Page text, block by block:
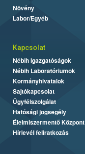
Növény
Labor/Egyéb
Kapcsolat
Nébih Igazgatóságok
Nébih Laboratóriumok
Kormányhivatalok
Sajtókapcsolat
Ügyfélszolgálat
Hatósági jogsegély
Élelmiszermentő Központ
Hírlevél feliratkozás